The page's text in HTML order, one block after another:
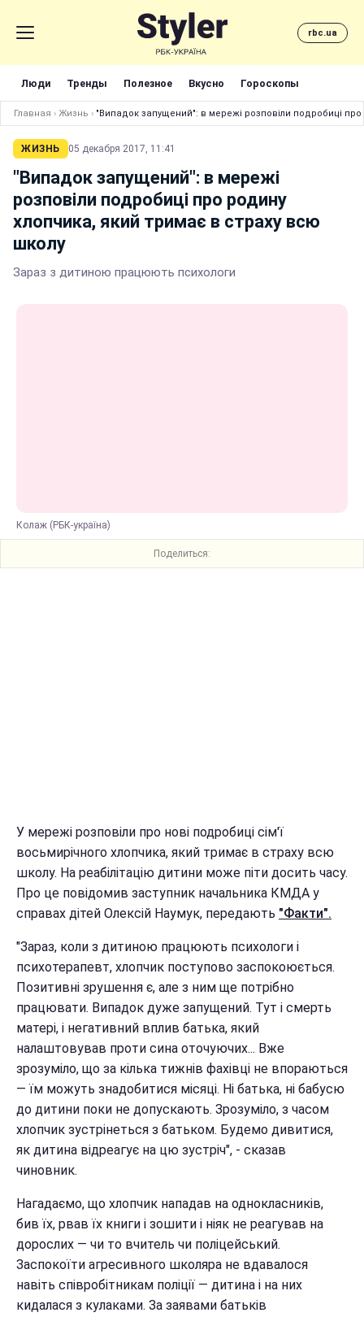
rbc.ua
Люди Тренды Полезное Вкусно Гороскопы
Главная › Жизнь › "Випадок запущений": в мережі розповіли подробиці
ЖИЗНЬ 05 декабря 2017, 11:41
"Випадок запущений": в мережі
розповіли подробиці про родину
хлопчика, який тримає в страху всю
школу
Зараз з дитиною працюють психологи
Колаж (РБК-україна)
Поделиться:
У мережі розповіли про нові подробиці сім'ї
восьмирічного хлопчика, який тримає в страху всю
школу. На реабілітацію дитини може піти досить часу.
Про це повідомив заступник начальника КМДА у
справах дітей Олексій Наумук, передають "Факти".
"Зараз, коли з дитиною працюють психологи і
психотерапевт, хлопчик поступово заспокоюється.
Позитивні зрушення є, але з ним ще потрібно
працювати. Випадок дуже запущений. Тут і смерть
матері, і негативний вплив батька, який
налаштовував проти сина оточуючих... Вже
зрозуміло, що за кілька тижнів фахівці не впораються
— їм можуть знадобитися місяці. Ні батька, ні бабусю
до дитини поки не допускають. Зрозуміло, з часом
хлопчик зустрінеться з батьком. Будемо дивитися,
як дитина відреагує на цю зустріч", - сказав
чиновник.
Нагадаємо, що хлопчик нападав на однокласників,
бив їх, рвав їх книги і зошити і ніяк не реагував на
дорослих — чи то вчитель чи поліцейський.
Заспокоїти агресивного школяра не вдавалося
навіть співробітникам поліції — дитина і на них
кидалася з кулаками. За заявами батьків